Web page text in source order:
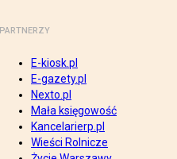
PARTNERZY
E-kiosk.pl
E-gazety.pl
Nexto.pl
Mała księgowość
Kancelarierp.pl
Wieści Rolnicze